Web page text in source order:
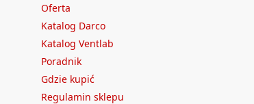
Oferta
Katalog Darco
Katalog Ventlab
Poradnik
Gdzie kupić
Regulamin sklepu